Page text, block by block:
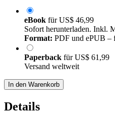
eBook fürUS$ 46,99
Sofort herunterladen. Inkl.
Format: PDF und ePUB –
Paperback fürUS$ 61,99
Versand weltweit
In den Warenkorb
Details